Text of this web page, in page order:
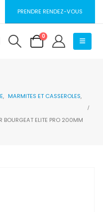
PRENDRE RENDEZ-VOUS
0
, MARMITES ET CASSEROLES,
BOURGEAT ELITE PRO 200MM